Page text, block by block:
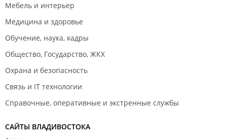
Мебель и интерьер
Медицина и здоровье
Обучение, наука, кадры
Общество, Государство, ЖКХ
Охрана и безопасность
Связь и IT технологии
Справочные, оперативные и экстренные службы
САЙТЫ ВЛАДИВОСТОКА